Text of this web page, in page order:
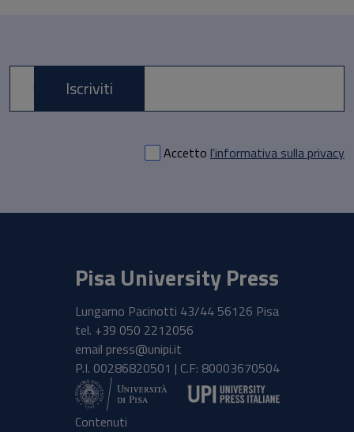
E-mail *
Accetto l'informativa sulla privacy
Iscriviti
Pisa University Press
Lungarno Pacinotti 43/44 56126 Pisa
tel. +39 050 2212056
email press@unipi.it
P.I. 00286820501 | C.F: 80003670504
Contenuti